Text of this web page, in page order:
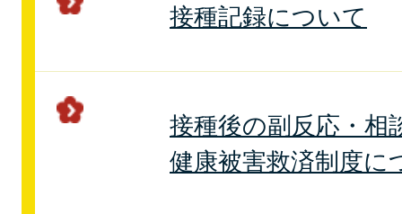
接種記録について
接種後の副反応・相
健康被害救済制度に